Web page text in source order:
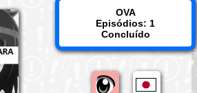
OVA
Episódios: 1
Concluído